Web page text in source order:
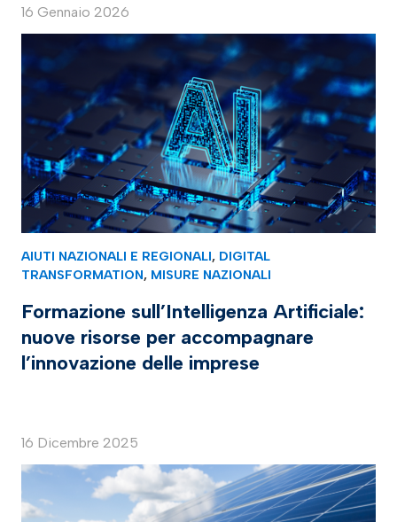
16 Gennaio 2026
AIUTI NAZIONALI E REGIONALI, DIGITAL
TRANSFORMATION, MISURE NAZIONALI
Formazione sull’Intelligenza Artificiale:
nuove risorse per accompagnare
l’innovazione delle imprese
16 Dicembre 2025